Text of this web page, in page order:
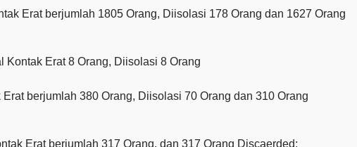
Erat berjumlah 1805 Orang, Diisolasi 178 Orang dan 1627 Orang
Kontak Erat 8 Orang, Diisolasi 8 Orang
berjumlah 380 Orang, Diisolasi 70 Orang dan 310 Orang
Erat berjumlah 317 Orang, dan 317 Orang Discaerded;